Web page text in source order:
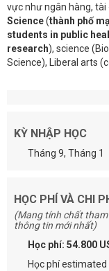
vực như ngân hàng, tài
Science(thành phố
students in public
research), science
Science), Liberal arts
KỲ NHẬP HỌC
Tháng 9, Tháng 1
HỌC PHÍ VÀ CHI
(Mang tính chất
thông tin mới nhất)
Học phí: 54.800
Học phí